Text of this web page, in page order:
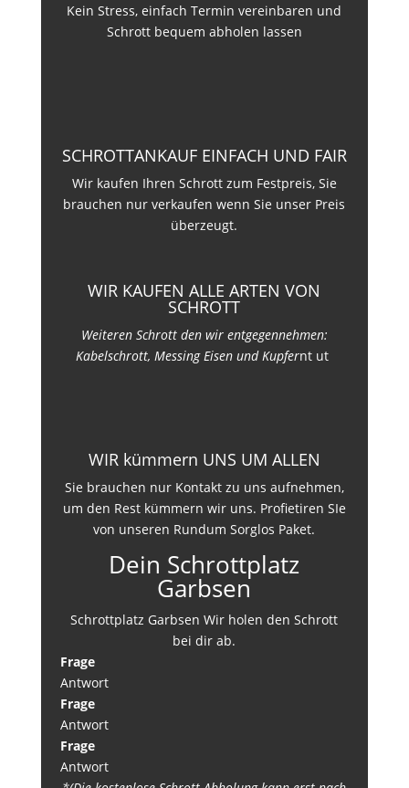
Kein Stress, einfach Termin vereinbaren und
Schrott bequem abholen lassen
SCHROTTANKAUF EINFACH UND FAIR
Wir kaufen Ihren Schrott zum Festpreis, Sie
brauchen nur verkaufen wenn Sie unser Preis
überzeugt.
WIR KAUFEN ALLE ARTEN VON
SCHROTT
Weiteren Schrott den wir entgegennehmen:
Kabelschrott, Messing Eisen und Kupfernt ut
WIR kümmern UNS UM ALLEN
Sie brauchen nur Kontakt zu uns aufnehmen,
um den Rest kümmern wir uns. Profietiren SIe
von unseren Rundum Sorglos Paket.
Dein Schrottplatz
Garbsen
Schrottplatz Garbsen Wir holen den Schrott
bei dir ab.
Frage
Antwort
Frage
Antwort
Frage
Antwort